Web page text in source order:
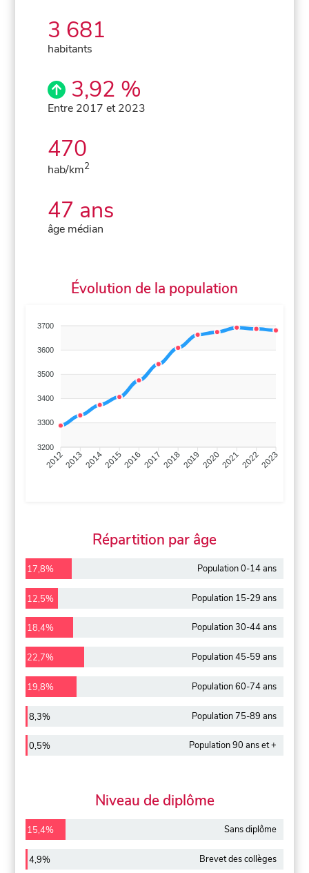
3 681
habitants
3,92 %
Entre 2017 et 2023
470
hab/km2
47 ans
âge médian
Évolution de la population
3700
3600
3500
3400
3300
3200
201220132014201520162017 20182019 2020202120222023
Répartition par âge
17,8% Population 0-14 ans
12,5% Population 15-29 ans
18,4% Population 30-44 ans
22,7% Population 45-59 ans
19,8% Population 60-74 ans
8,3% Population 75-89 ans
0,5% Population 90 ans et +
Niveau de diplôme
15,4% Sans diplôme
4,9% Brevet des collèges